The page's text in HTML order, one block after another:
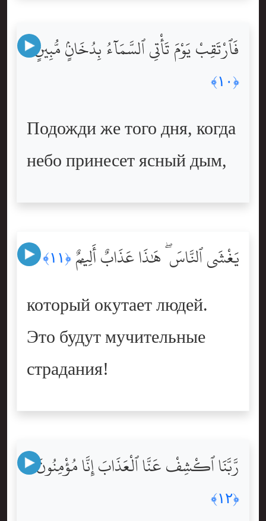
فَٱرْتَقِبْ يَوْمَ تَأْتِى ٱلسَّمَآءُ بِدُخَانٍۢ مُّبِينٍۢ
﴿١٠﴾
Подожди же того дня, когда
небо принесет ясный дым,
يَغْشَى ٱلنَّاسَ ۖ هَٰذَا عَذَابٌ أَلِيمٌۭ ﴿١١﴾
который окутает людей.
Это будут мучительные
страдания!
رَّبَّنَا ٱكْشِفْ عَنَّا ٱلْعَذَابَ إِنَّا مُؤْمِنُونَ
﴿١٢﴾